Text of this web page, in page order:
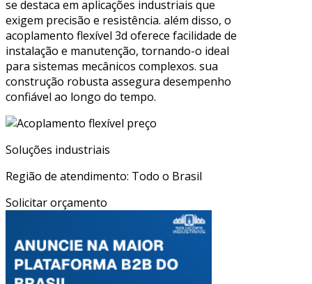
se destaca em aplicações industriais que
exigem precisão e resistência. além disso, o
acoplamento flexível 3d oferece facilidade de
instalação e manutenção, tornando-o ideal
para sistemas mecânicos complexos. sua
construção robusta assegura desempenho
confiável ao longo do tempo.
Soluções industriais
Região de atendimento: Todo o Brasil
Solicitar orçamento